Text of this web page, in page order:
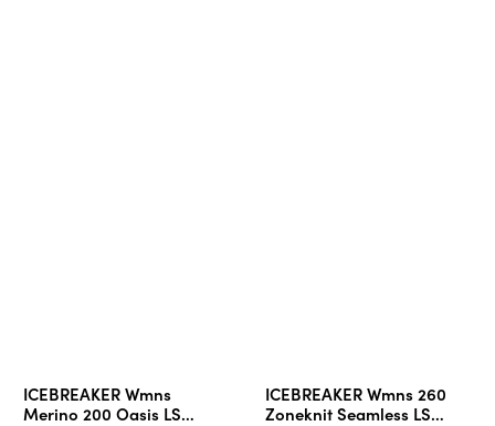
ICEBREAKER Wmns
Merino 200 Oasis LS
ICEBREAKER Wmns 260
Zoneknit Seamless LS